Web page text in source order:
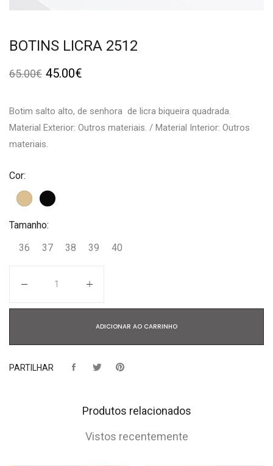
BOTINS LICRA 2512
65.00€ 45.00€
Botim salto alto, de senhora de licra biqueira quadrada.
Material Exterior: Outros materiais. / Material Interior: Outros
materiais.
Cor:
Tamanho:
36
37 38 39 40
ADICIONAR AO CARRINHO
PARTILHAR
Produtos relacionados
Vistos recentemente